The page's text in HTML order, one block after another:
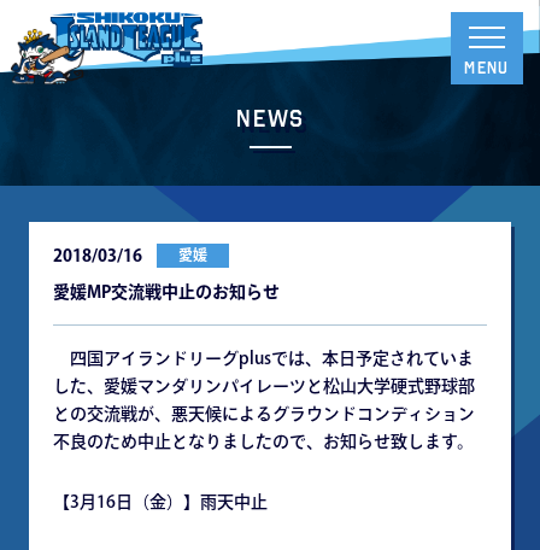
News
2018/03/16 愛媛
愛媛MP交流戦中止のお知らせ
四国アイランドリーグplusでは、本日予定されていま
した、愛媛マンダリンパイレーツと松山大学硬式野球部
との交流戦が、悪天候によるグラウンドコンディション
不良のため中止となりましたので、お知らせ致します。
【3月16日（金）】雨天中止